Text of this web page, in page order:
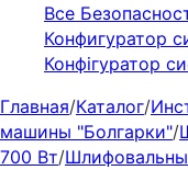
Все
Конфигуратор
Конфігуратор
Главная/Каталог/
машины "Болгарки"/
700 Вт/